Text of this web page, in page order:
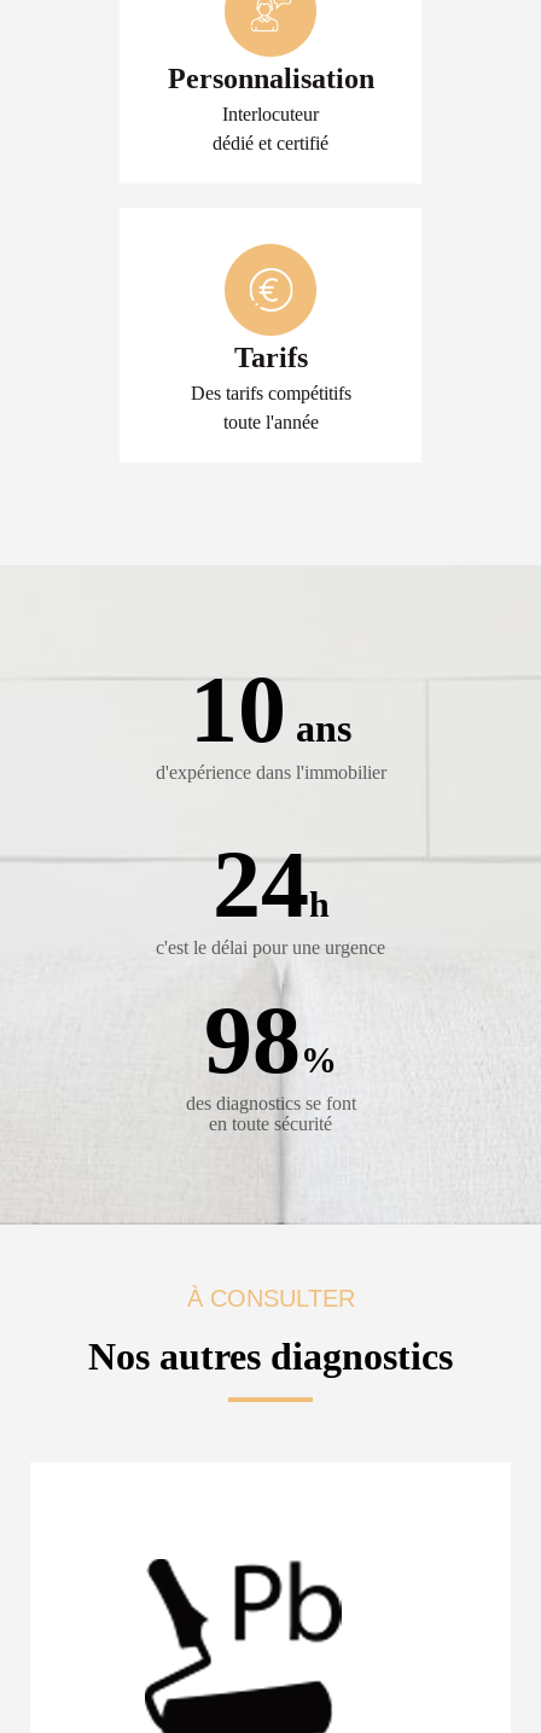
Personnalisation
Interlocuteur
dédié et certifié
Tarifs
Des tarifs compétitifs
toute l'année
10 ans
d'expérience dans l'immobilier
24h
c'est le délai pour une urgence
100%
des diagnostics se font
en toute sécurité
À CONSULTER
Nos autres diagnostics